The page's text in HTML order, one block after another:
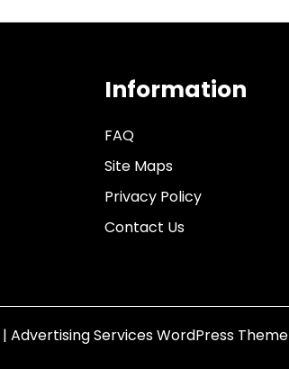
Information
FAQ
Site Maps
Privacy Policy
Contact Us
| Advertising Services WordPress Theme